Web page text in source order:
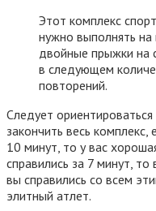
Этот комплекс
нужно выполнять на
двойные прыжки на
в следующем
повторений.
Следует
закончить весь комплекс,
10 минут, то у вас
справились за 7 минут,
вы справились со всем
элитный атлет.